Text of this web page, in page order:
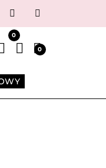
Następny
0
0